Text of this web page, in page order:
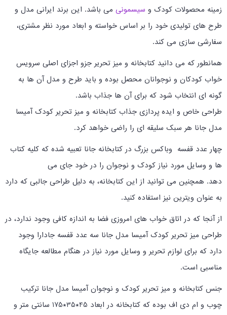
زمینه محصولات کودک و سیسمونی می باشد. این برند ایرانی مدل و
طرح های تولیدی خود را بر اساس خواسته و ابعاد مورد نظر مشتری،
سفارشی سازی می کند.
همانطور که می دانید کتابخانه و میز تحریر جزو اجزای اصلی سرویس
خواب کودکان و نوجوانان محصل بوده و باید طرح و مدل آن ها به
گونه ای انتخاب شود که برای آن ها جذاب باشد.
طراحی خاص و ایده پردازی جذاب کتابخانه و میز تحریر کودک آمیسا
مدل جانا هر سبک سلیقه ای را راضی خواهد کرد.
چهار عدد قفسه وباکس بزرگ در کتابخانه جانا تعبیه شده که کلیه کتاب
ها و وسایل مورد نیاز کودک و نوجوان را در خود جای می
دهد. همچنین می توانید از این کتابخانه، به دلیل طراحی جالبی که دارد
به عنوان ویترین نیز استفاده کنید.
از آنجا که در اتاق خواب های امروزی فضا به اندازه کافی وجود ندارد، در
طراحی میز تحریر کودک آمیسا مدل جانا سه عدد قفسه جادارا وجود
دارد که برای لوازم تحریر و وسایل مورد نیاز در هنگام مطالعه جایگاه
مناسبی است.
جنس کتابخانه و میز تحریر کودک و نوجوان آمیسا مدل جانا ترکیب
چوب و ام دی اف بوده که کتابخانه در ابعاد 45*35*175 سانتی متر و